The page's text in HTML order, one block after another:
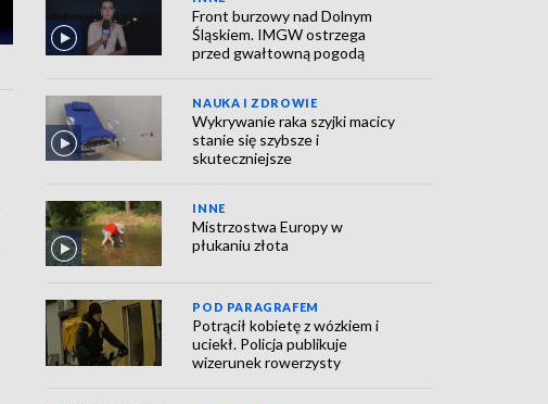
Front burzowy nad Dolnym
Śląskiem. IMGW ostrzega
przed gwałtowną pogodą
NAUKA I ZDROWIE
Wykrywanie raka szyjki macicy
stanie się szybsze i
skuteczniejsze
INNE
Mistrzostwa Europy w
płukaniu złota
POD PARAGRAFEM
Potrącił kobietę z wózkiem i
uciekł. Policja publikuje
wizerunek rowerzysty